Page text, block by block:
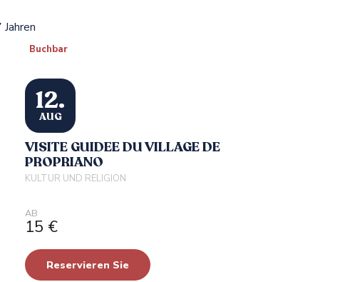
12.
AUG
VISITE GUIDEE DU VILLAGE DE
PROPRIANO
KULTUR UND RELIGION
AB
15 €
Reservieren Sie
Buchbar